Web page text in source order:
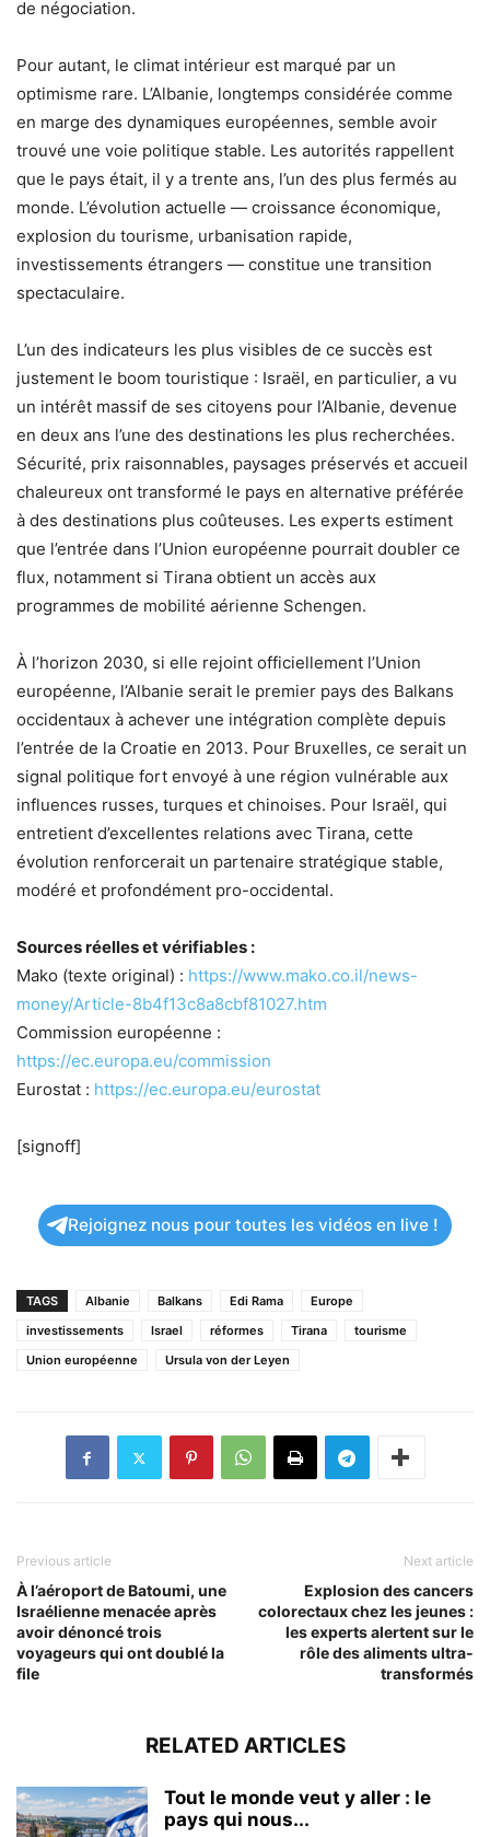
de négociation.
Pour autant, le climat intérieur est marqué par un
optimisme rare. L’Albanie, longtemps considérée comme
en marge des dynamiques européennes, semble avoir
trouvé une voie politique stable. Les autorités rappellent
que le pays était, il y a trente ans, l’un des plus fermés au
monde. L’évolution actuelle — croissance économique,
explosion du tourisme, urbanisation rapide,
investissements étrangers — constitue une transition
spectaculaire.
L’un des indicateurs les plus visibles de ce succès est
justement le boom touristique : Israël, en particulier, a vu
un intérêt massif de ses citoyens pour l’Albanie, devenue
en deux ans l’une des destinations les plus recherchées.
Sécurité, prix raisonnables, paysages préservés et accueil
chaleureux ont transformé le pays en alternative préférée
à des destinations plus coûteuses. Les experts estiment
que l’entrée dans l’Union européenne pourrait doubler ce
flux, notamment si Tirana obtient un accès aux
programmes de mobilité aérienne Schengen.
À l’horizon 2030, si elle rejoint officiellement l’Union
européenne, l’Albanie serait le premier pays des Balkans
occidentaux à achever une intégration complète depuis
l’entrée de la Croatie en 2013. Pour Bruxelles, ce serait un
signal politique fort envoyé à une région vulnérable aux
influences russes, turques et chinoises. Pour Israël, qui
entretient d’excellentes relations avec Tirana, cette
évolution renforcerait un partenaire stratégique stable,
modéré et profondément pro-occidental.
Sources réelles et vérifiables :
Mako (texte original) : https://www.mako.co.il/news-
money/Article-8b4f13c8a8cbf81027.htm
Commission européenne :
https://ec.europa.eu/commission
Eurostat : https://ec.europa.eu/eurostat
[signoff]
Rejoignez nous pour toutes les vidéos en live !
TAGS Albanie Balkans Edi Rama
Europe
investissements
Israel réformes Tirana
tourisme
Union européenne
Ursula von der Leyen
Previous article
À l’aéroport de Batoumi, une
Israélienne menacée après
avoir dénoncé trois
voyageurs qui ont doublé la
file
Next article
Explosion des cancers
colorectaux chez les jeunes :
les experts alertent sur le
rôle des aliments ultra-
transformés
RELATED ARTICLES
Tout le monde veut y aller : le
pays qui nous...